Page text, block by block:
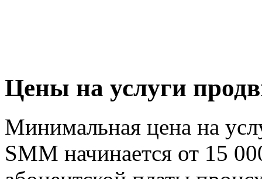
Цены на услуги
Минимальная цена на
SMM начинается от 15